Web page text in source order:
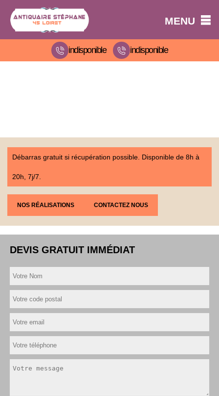
MENU
indisponible indisponible
Débarras gratuit si récupération possible. Disponible de 8h à
20h, 7j/7.
NOS RÉALISATIONS CONTACTEZ NOUS
DEVIS GRATUIT IMMÉDIAT